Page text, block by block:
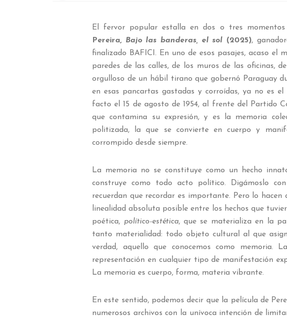
El fervor popular estalla en dos o tres
Pereira, Bajo las banderas, el sol (2025),
finalizado BAFICI. En uno de esos pasajes, acaso el
paredes de las calles, de los muros de las oficinas,
orgulloso de un hábil tirano que gobernó Paraguay
en esas pancartas gastadas y corroídas, ya no es
facto el 15 de agosto de 1954, al frente del Partido
que contamina su expresión, y es la memoria
politizada, la que se convierte en cuerpo y
corrompido desde siempre.
La memoria no se constituye como un hecho
construye como todo acto político. Digámoslo
recuerdan que recordar es importante. Pero lo hacen
linealidad absoluta posible entre los hechos que
poética, político-estética, que se materializa en la
tanto materialidad: todo objeto cultural al que
verdad, aquello que conocemos como memoria.
representación en cualquier tipo de manifestación
La memoria es cuerpo, forma, materia vibrante.
En este sentido, podemos decir que la película de
numerosos archivos con la unívoca intención de